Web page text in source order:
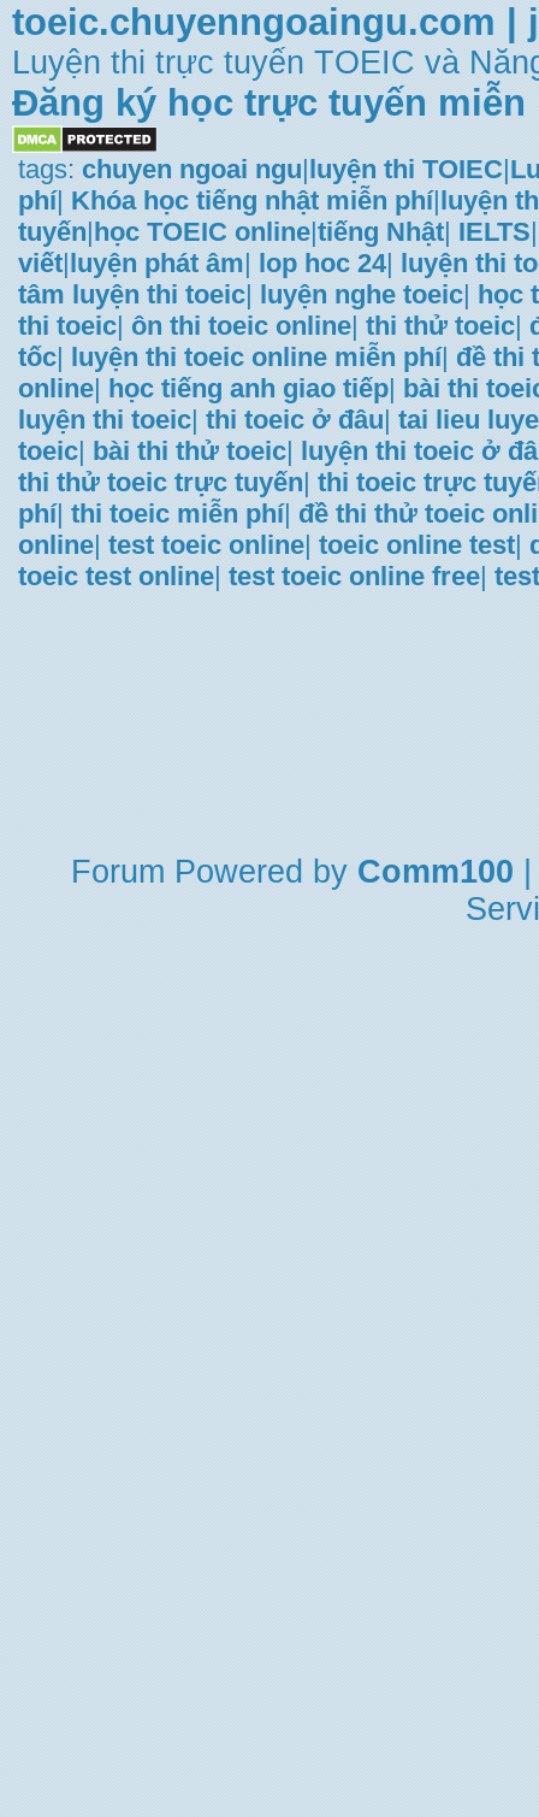
toeic.chuyenngoaingu.com
Luyện thi trực tuyến TOEIC và
Đăng ký học trực tuyến miễn
tags: chuyen ngoai ngu|luyện thi TOIEC|
phí| Khóa học tiếng nhật miễn phí|luyện
tuyến|học TOEIC online|tiếng Nhật| IELTS|
viết|luyện phát âm| lop hoc 24| luyện thi
tâm luyện thi toeic| luyện nghe toeic| học
thi toeic| ôn thi toeic online| thi thử toeic|
tốc| luyện thi toeic online miễn phí| đề thi
online| học tiếng anh giao tiếp| bài thi
luyện thi toeic| thi toeic ở đâu| tai lieu
toeic| bài thi thử toeic| luyện thi toeic ở
thi thử toeic trực tuyến| thi toeic trực
phí| thi toeic miễn phí| đề thi thử toeic
online| test toeic online| toeic online test|
toeic test online| test toeic online free|
Forum Powered by Comm100